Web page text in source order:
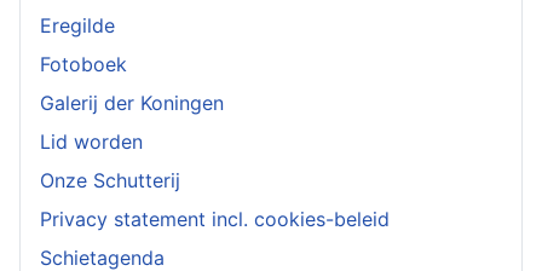
Eregilde
Fotoboek
Galerij der Koningen
Lid worden
Onze Schutterij
Privacy statement incl. cookies-beleid
Schietagenda